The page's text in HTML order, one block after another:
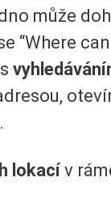
může
“Where
lokacív